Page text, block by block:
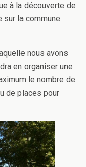
à la découverte de
sur la commune
nous avons
en organiser une
le nombre de
de places pour